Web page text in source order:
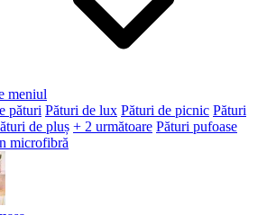
meniul
pături Pături de lux Pături de picnic Pături
de pluș + 2 următoare Pături pufoase
microfibră